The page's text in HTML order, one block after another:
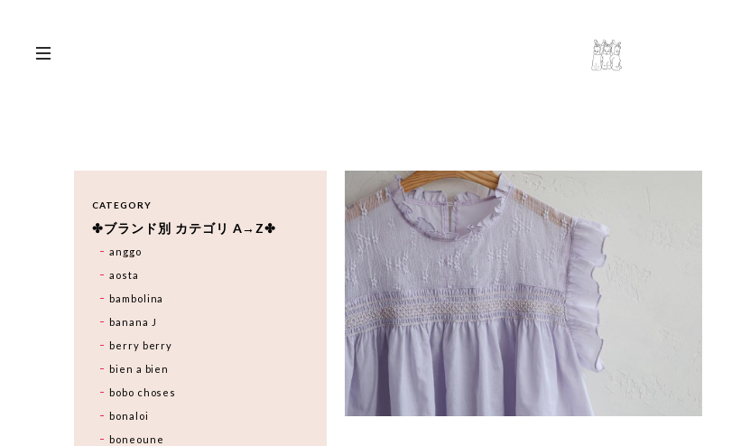
CATEGORY
✤ブランド別 カテゴリ A→Z✤
anggo
aosta
bambolina
banana J
berry berry
bien a bien
bobo choses
bonaloi
boneoune